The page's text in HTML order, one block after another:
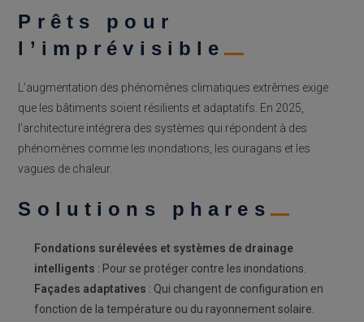
Prêts pour
l’imprévisible
L’augmentation des phénomènes climatiques extrêmes exige
que les bâtiments soient résilients et adaptatifs. En 2025,
l’architecture intégrera des systèmes qui répondent à des
phénomènes comme les inondations, les ouragans et les
vagues de chaleur.
Solutions phares
Fondations surélevées et systèmes de drainage
intelligents : Pour se protéger contre les inondations.
Façades adaptatives : Qui changent de configuration en
fonction de la température ou du rayonnement solaire.